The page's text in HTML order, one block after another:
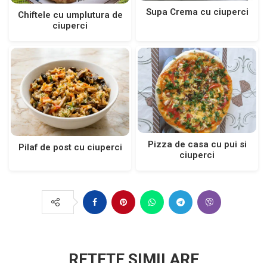
Chiftele cu umplutura de
ciuperci
Supa Crema cu ciuperci
Pilaf de post cu ciuperci
Pizza de casa cu pui si
ciuperci
RETETE SIMILARE